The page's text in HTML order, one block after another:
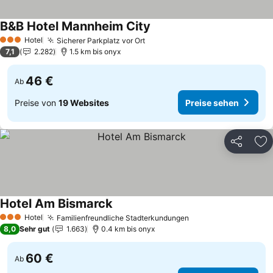
3 SterneHotel Sicherer Parkplatz vor OrtPreise sehen
B&B Hotel Mannheim City
7,1 2.282 1.5 km bis onyx
Ab 46 €
Preise von 19 Websites Preise sehen
Teilen
3 SterneHotel Familienfreundliche Stadterkundungen
Hotel Am BismarckPreise sehen
8,0 Sehr gut 1.663 0.4 km bis onyx
Ab 60 €